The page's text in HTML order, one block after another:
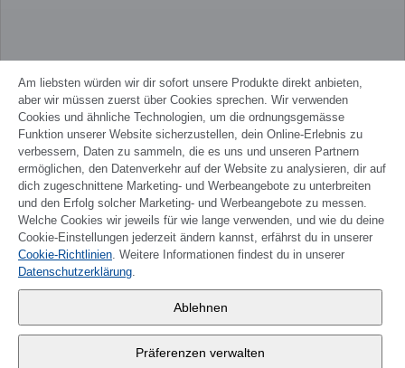
FRANÇAIS
Fabrikstrasse 10, 3176 Neuenegg
Am liebsten würden wir dir sofort unsere Produkte direkt anbieten,
aber wir müssen zuerst über Cookies sprechen. Wir verwenden
Cookies und ähnliche Technologien, um die ordnungsgemässe
Funktion unserer Website sicherzustellen, dein Online-Erlebnis zu
verbessern, Daten zu sammeln, die es uns und unseren Partnern
ermöglichen, den Datenverkehr auf der Website zu analysieren, dir auf
dich zugeschnittene Marketing- und Werbeangebote zu unterbreiten
und den Erfolg solcher Marketing- und Werbeangebote zu messen.
Welche Cookies wir jeweils für wie lange verwenden, und wie du deine
Cookie-Einstellungen jederzeit ändern kannst, erfährst du in unserer
Cookie-Richtlinien. Weitere Informationen findest du in unserer
Datenschutzerklärung.
Ablehnen
Präferenzen verwalten